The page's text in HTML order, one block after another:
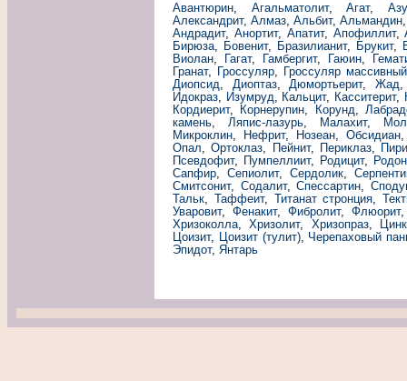
Авантюрин, Агальматолит, Агат,
Александрит,Алмаз,Альбит,Альмандин
Андрадит, Анортит, Апатит, Апофиллит,
Бирюза, Бовенит, Бразилианит, Брукит,
Виолан, Гагат, Гамбергит, Гаюин,
Гранат, Гроссуляр, Гроссуляр массивный
Диопсид, Диоптаз,Дюмортьерит,Жад
Идокраз, Изумруд, Кальцит, Касситерит,
Кордиерит, Корнерупин, Корунд,
камень, Ляпис-лазурь, Малахит,
Микроклин, Нефрит, Нозеан,Обсидиан
Опал,Ортоклаз, Пейнит, Периклаз,
Псевдофит, Пумпеллиит, Родицит,
Сапфир, Сепиолит, Сердолик,
Смитсонит, Содалит,Спессартин,
Тальк, Таффеит, Титанат стронция,
Уваровит, Фенакит, Фибролит, Флюорит
Хризоколла,Хризолит, Хризопраз,
Цоизит, Цоизит (тулит), Черепаховый
Эпидот, Янтарь